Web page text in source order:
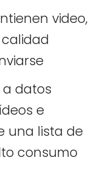
video,
datos
e
una lista de
consumo